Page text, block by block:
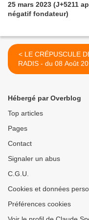
25 mars 2023 (J+5211
négatif fondateur)
< LE CRÉPUSCULE DES
RADIS - du 08 Août
(J+2791après le
Hébergé par Overblog
Top articles
Pages
Contact
Signaler un abus
C.G.U.
Cookies et données
Préférences cookies